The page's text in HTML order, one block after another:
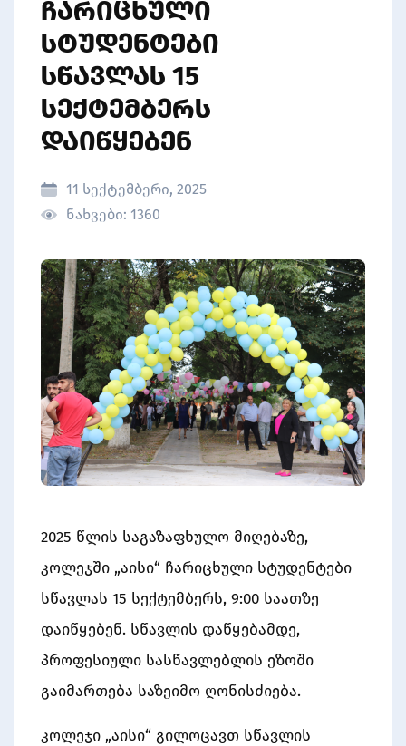
ᲡᲐᲛᲠᲔᲬᲕᲔᲚᲝ ᲘᲜᲝᲕᲐᲪᲘᲔᲑᲘᲡ
ᲚᲐᲑᲝᲠᲐᲢᲝᲠᲘᲐ
ᲡᲘᲐᲮᲚᲔᲔᲑᲘ
ᲕᲐᲙᲐᲜᲡᲘᲐ
ᲙᲝᲜᲢᲐᲥᲢᲘ
ᲩᲐᲠᲘᲪᲮᲣᲚᲘ
ᲡᲢᲣᲓᲔᲜᲢᲔᲑᲘ
ᲡᲬᲐᲕᲚᲐᲡ 15
ᲡᲔᲥᲢᲔᲛᲑᲔᲠᲡ
ᲓᲐᲘᲬᲧᲔᲑᲔᲜ
11 სექტემბერი, 2025
ნახვები: 1360
2025 წლის საგაზაფხულო მიღებაზე,
კოლეჯში „აისი“ ჩარიცხული სტუდენტები
სწავლას 15 სექტემბერს, 9:00 საათზე
დაიწყებენ. სწავლის დაწყებამდე,
პროფესიული სასწავლებლის ეზოში
გაიმართება საზეიმო ღონისძიება.
კოლეჯი „აისი“ გილოცავთ სწავლის